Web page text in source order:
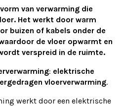
van verwarming die
Het werkt door warm
buizen of kabels onder de
de vloer opwarmt en
verspreid in de ruimte.
: elektrische
vloerverwarming.
werkt door een elektrische